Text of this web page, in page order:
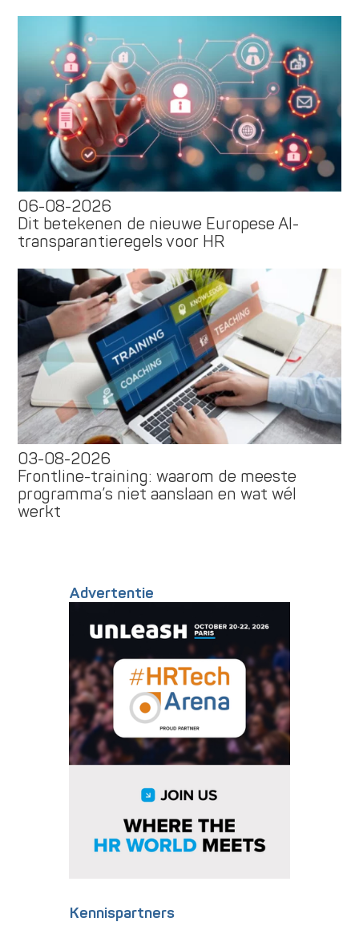
06-08-2026
Dit betekenen de nieuwe Europese AI-
transparantieregels voor HR
03-08-2026
Frontline-training: waarom de meeste
programma’s niet aanslaan en wat wél
werkt
Advertentie
Kennispartners